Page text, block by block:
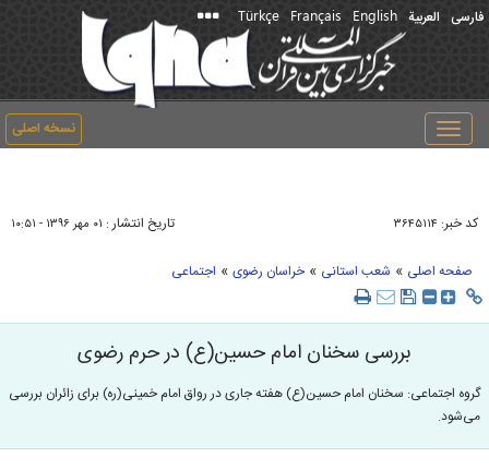
فارسی العربیة English
Français
Türkçe
نسخه اصلی
Toggle
navigation
کد خبر: ۳۶۴۵۱۱۴ تاریخ انتشار : ۰۱ مهر ۱۳۹۶ - ۱۰:۵۱
صفحه اصلی » شعب استانی » خراسان رضوی » اجتماعی
بررسی سخنان امام حسین(ع) در حرم رضوی
گروه اجتماعی: سخنان امام حسین(ع) هفته جاری در رواق امام خمینی(ره) برای زائران بررسی
می‌شود.